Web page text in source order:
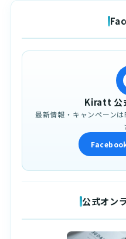
Kiratt 公
最新情報・キャンペーン
公式オン